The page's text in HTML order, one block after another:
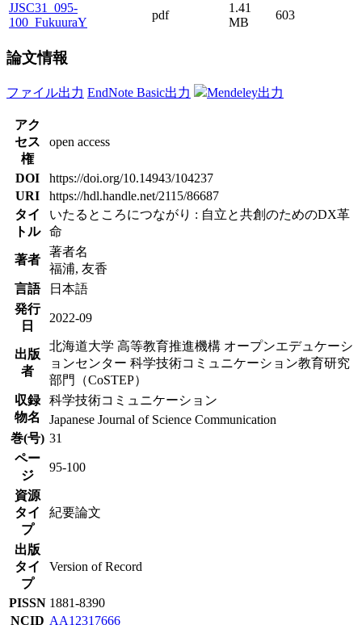
JJSC31_095-
100_FukuuraY
pdf
1.41
MB
603
論文情報
ファイル出力 EndNote Basic出力 Mendeley出力
アク
セス
権
open access
DOI
https://doi.org/10.14943/104237
URI
https://hdl.handle.net/2115/86687
タイ
トル
いたるところにつながり : 自立と共創のためのDX革
命
著者
著者名
福浦, 友香
言語
日本語
発行
日
2022-09
出版
者
北海道大学 高等教育推進機構 オープンエデュケーシ
ョンセンター 科学技術コミュニケーション教育研究
部門（CoSTEP）
収録
物名
科学技術コミュニケーション
Japanese Journal of Science Communication
巻(号) 31
ペー
ジ
95-100
資源
タイ
プ
紀要論文
出版
タイ
プ
Version of Record
PISSN 1881-8390
NCID AA12317666